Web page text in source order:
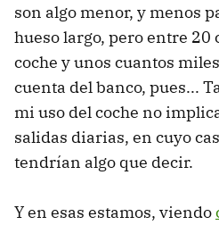
son algo menor, y menos
hueso largo, pero entre
coche y unos cuantos
cuenta del banco, pues...
mi uso del coche no
salidas diarias, en cuyo
tendrían algo que decir.
Y en esas estamos, viendo